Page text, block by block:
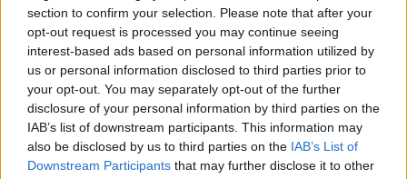
section to confirm your selection. Please note that after your
opt-out request is processed you may continue seeing
interest-based ads based on personal information utilized by
us or personal information disclosed to third parties prior to
your opt-out. You may separately opt-out of the further
disclosure of your personal information by third parties on the
IAB’s list of downstream participants. This information may
also be disclosed by us to third parties on the IAB’s List of
Downstream Participants that may further disclose it to other
tento inzerát všimol, okamžite upovedomil úrady.
Inzerát bol vymazaný už po tridsiatich minútach od jeho
zverejnenia.
Polícia sa týmto problémom začala okamžite zaoberať.
Podozrivá bola rodina prisťahovalcov z mesta
Duisburg, nachádzajúceho sa v západnom Nemecku.
Polícia prehľadala ich dom a našla dôkazy. Bolo
e
r
f
o
r
: